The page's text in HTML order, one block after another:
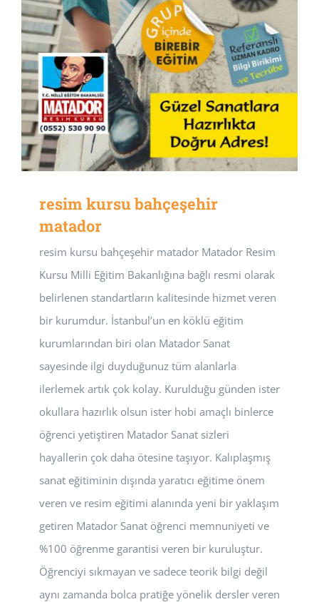
resim kursu bahçeşehir
matador
resim kursu bahçeşehir matador Matador Resim
Kursu Milli Eğitim Bakanlığına bağlı resmi olarak
belirlenen standartların kalitesinde hizmet veren
bir kurumdur. İstanbul’un en köklü eğitim
kurumlarından biri olan Matador Sanat
sayesinde ilgi duyduğunuz tüm alanlarla
ilerlemek artık çok kolay. Kurulduğu günden ister
okullara hazırlık olsun ister hobi amaçlı binlerce
öğrenci yetiştiren Matador Sanat sizleri
hayallerin çok daha ötesine taşıyor. Kalıplaşmış
sanat eğitiminin dışında yaratıcı eğitime önem
veren ve resim eğitimi alanında yeni bir yaklaşım
getiren Matador Sanat öğrenci memnuniyeti ve
%100 öğrenme garantisi veren bir kuruluştur.
Öğrenciyi sıkmayan ve sadece teorik bilgi değil
aynı zamanda bolca pratiğe yönelik dersler veren